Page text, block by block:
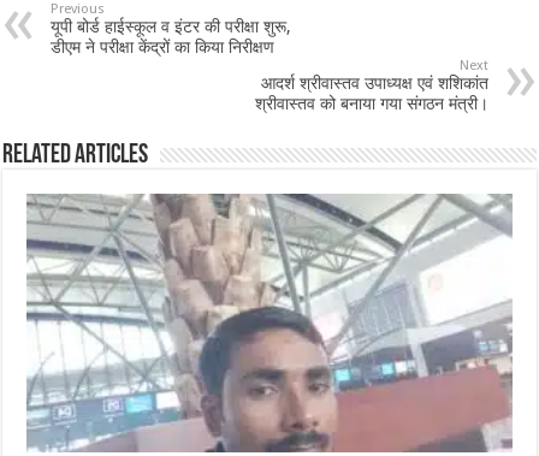
Previous
यूपी बोर्ड हाईस्कूल व इंटर की परीक्षा शुरू,
डीएम ने परीक्षा केंद्रों का किया निरीक्षण
Next
आदर्श श्रीवास्तव उपाध्यक्ष एवं शशिकांत
श्रीवास्तव को बनाया गया संगठन मंत्री।
Related Articles